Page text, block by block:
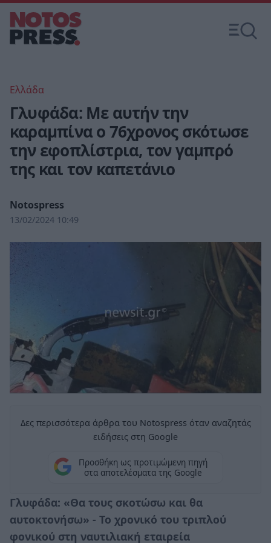
Ελλάδα
Γλυφάδα: Με αυτήν την
καραμπίνα ο 76χρονος σκότωσε
την εφοπλίστρια, τον γαμπρό
της και τον καπετάνιο
Notospress
13/02/2024 10:49
Δες περισσότερα άρθρα του Notospress όταν αναζητάς
ειδήσεις στη Google
Προσθήκη ως προτιμώμενη πηγή
στα αποτελέσματα της Google
Γλυφάδα: «Θα τους σκοτώσω και θα
αυτοκτονήσω» - Το χρονικό του τριπλού
φονικού στη ναυτιλιακή εταιρεία